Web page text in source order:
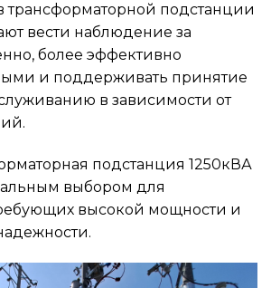
подстанции
вести наблюдение за
более эффективно
и поддерживать принятие
в зависимости от
подстанция 1250кВА
выбором для
высокой мощности и